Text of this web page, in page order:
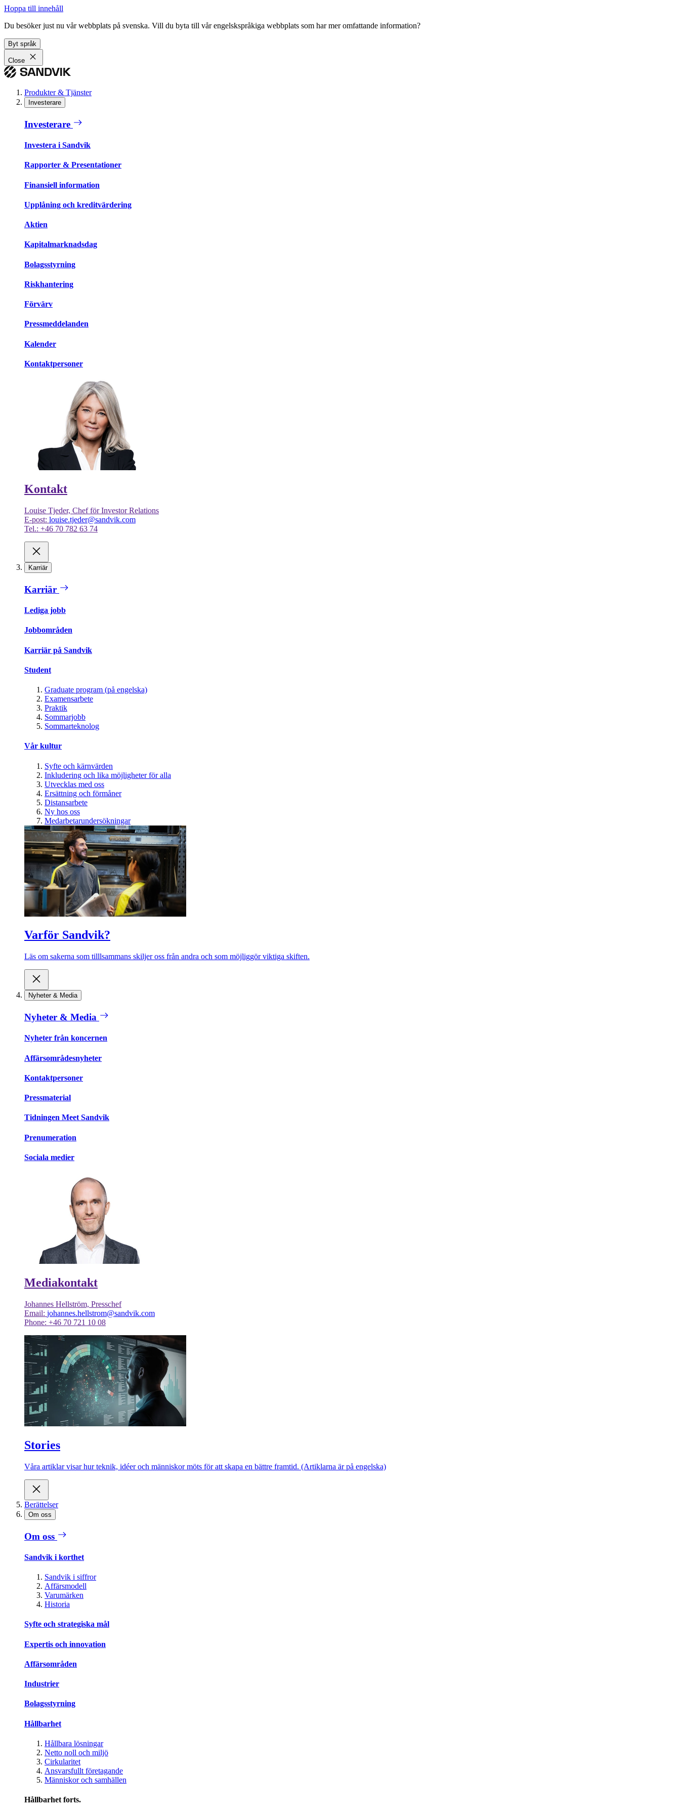
Hoppa till innehåll
Du besöker just nu vår webbplats på svenska. Vill du byta till vår engelskspråkiga webbplats som har mer omfattande information?
Byt språk
Close
Produkter & Tjänster
Investerare
Investerare
Investera i Sandvik
Rapporter & Presentationer
Finansiell information
Upplåning och kreditvärdering
Aktien
Kapitalmarknadsdag
Bolagsstyrning
Riskhantering
Förvärv
Pressmeddelanden
Kalender
Kontaktpersoner
Kontakt
Louise Tjeder, Chef för Investor Relations
E-post: louise.tjeder@sandvik.com
Tel.: +46 70 782 63 74
Karriär
Karriär
Lediga jobb
Jobbområden
Karriär på Sandvik
Student
Graduate program (på engelska)
Examensarbete
Praktik
Sommarjobb
Sommarteknolog
Vår kultur
Syfte och kärnvärden
Inkludering och lika möjligheter för alla
Utvecklas med oss
Ersättning och förmåner
Distansarbete
Ny hos oss
Medarbetarundersökningar
Varför Sandvik?
Läs om sakerna som tilllsammans skiljer oss från andra och som möjliggör viktiga skiften.
Nyheter & Media
Nyheter & Media
Nyheter från koncernen
Affärsområdesnyheter
Kontaktpersoner
Pressmaterial
Tidningen Meet Sandvik
Prenumeration
Sociala medier
Mediakontakt
Johannes Hellström, Presschef
Email: johannes.hellstrom@sandvik.com
Phone: +46 70 721 10 08
Stories
Våra artiklar visar hur teknik, idéer och människor möts för att skapa en bättre framtid. (Artiklarna är på engelska)
Berättelser
Om oss
Om oss
Sandvik i korthet
Sandvik i siffror
Affärsmodell
Varumärken
Historia
Syfte och strategiska mål
Expertis och innovation
Affärsområden
Industrier
Bolagsstyrning
Hållbarhet
Hållbara lösningar
Netto noll och miljö
Cirkularitet
Ansvarsfullt företagande
Människor och samhällen
Hållbarhet forts.